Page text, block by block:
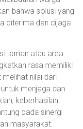
bahwa solusi yang
diterima dan dijaga
taman atau area
rasa memiliki
nilai dari
menjaga dan
keberhasilan
pada sinergi
masyarakat.